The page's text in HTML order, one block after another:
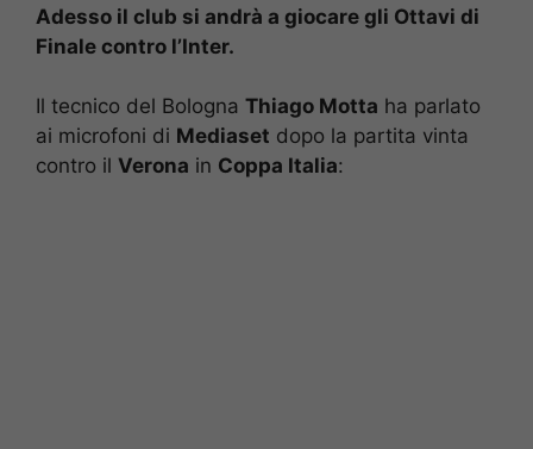
Adesso il club si andrà a giocare gli Ottavi di
Finale contro l’Inter.
Il tecnico del Bologna Thiago Motta ha parlato
ai microfoni di Mediaset dopo la partita vinta
contro il Verona in Coppa Italia: